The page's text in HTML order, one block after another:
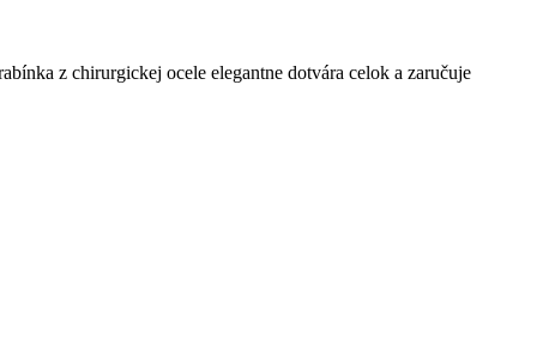
z chirurgickej ocele elegantne dotvára celok a zaručuje